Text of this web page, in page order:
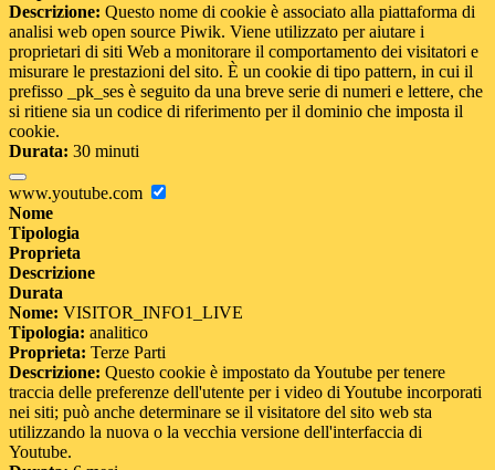
Descrizione: Questo nome di cookie è associato alla piattaforma di
analisi web open source Piwik. Viene utilizzato per aiutare i
proprietari di siti Web a monitorare il comportamento dei visitatori e
misurare le prestazioni del sito. È un cookie di tipo pattern, in cui il
prefisso _pk_ses è seguito da una breve serie di numeri e lettere, che
si ritiene sia un codice di riferimento per il dominio che imposta il
cookie.
Durata: 30 minuti
www.youtube.com
Nome
Tipologia
Proprieta
Descrizione
Durata
Nome: VISITOR_INFO1_LIVE
Tipologia: analitico
Proprieta: Terze Parti
Descrizione: Questo cookie è impostato da Youtube per tenere
traccia delle preferenze dell'utente per i video di Youtube incorporati
nei siti; può anche determinare se il visitatore del sito web sta
utilizzando la nuova o la vecchia versione dell'interfaccia di
Youtube.